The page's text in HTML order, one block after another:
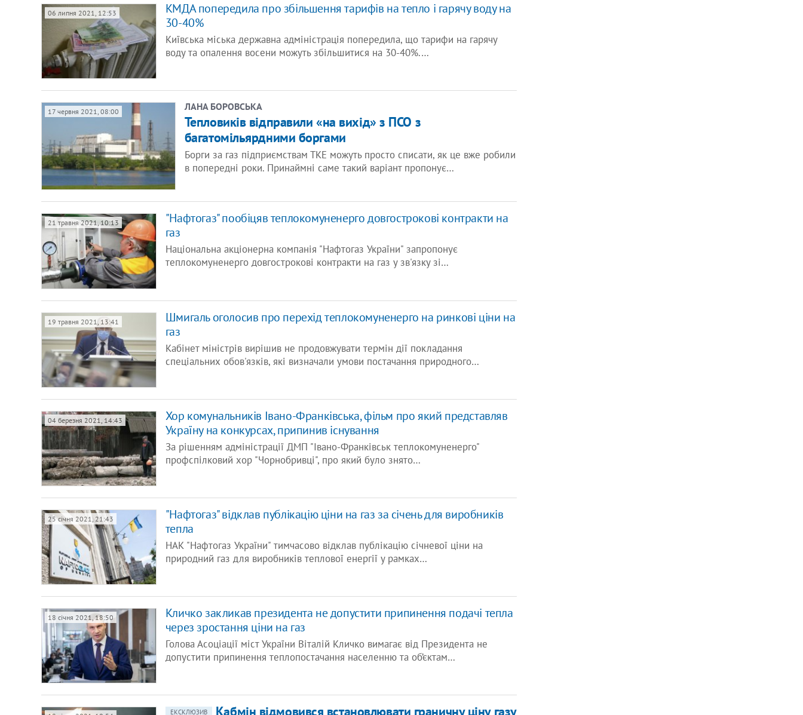
06 липня 2021, 12:53
КМДА попередила про збільшення тарифів на тепло і гарячу воду на
30-40%
Київська міська державна адміністрація попередила, що тарифи на гарячу
воду та опалення восени можуть збільшитися на 30-40%.…
17 червня 2021, 08:00 ЛАНА БОРОВСЬКА
Тепловиків відправили «на вихід» з ПСО з
багатомільярдними боргами
Борги за газ підприємствам ТКЕ можуть просто списати, як це вже робили
в попередні роки. Принаймні саме такий варіант пропонує…
21 травня 2021, 10:13
"Нафтогаз" пообіцяв теплокомуненерго довгострокові контракти на
газ
Національна акціонерна компанія "Нафтогаз України" запропонує
теплокомуненерго довгострокові контракти на газ у зв'язку зі…
19 травня 2021, 13:41
Шмигаль оголосив про перехід теплокомуненерго на ринкові ціни на
газ
Кабінет міністрів вирішив не продовжувати термін дії покладання
спеціальних обов'язків, які визначали умови постачання природного…
04 березня 2021, 14:43
Хор комунальників Івано-Франківська, фільм про який представляв
Україну на конкурсах, припинив існування
За рішенням адміністрації ДМП "Івано-Франківськ теплокомуненерго"
профспілковий хор "Чорнобривці", про який було знято…
25 січня 2021, 21:43
"Нафтогаз" відклав публікацію ціни на газ за січень для виробників
тепла
НАК "Нафтогаз України" тимчасово відклав публікацію січневої ціни на
природний газ для виробників теплової енергії у рамках…
18 січня 2021, 18:50
Кличко закликав президента не допустити припинення подачі тепла
через зростання ціни на газ
Голова Асоціації міст України Віталій Кличко вимагає від Президента не
допустити припинення теплопостачання населенню та об’єктам…
ЕКСКЛЮЗИВ